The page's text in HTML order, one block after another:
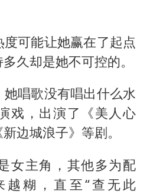
可能让她赢在了起点
久却是她不可控的。
唱歌没有唱出什么水
戏，出演了《美人心
边城浪子》等剧。
女主角，其他多为配
越糊，直至“查无此